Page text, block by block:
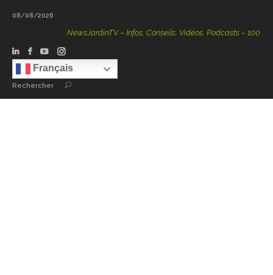
08/08/2026
NewsJardinTV – Infos, Conseils, Vidéos, Podcasts – 100 %
Français
Rechercher